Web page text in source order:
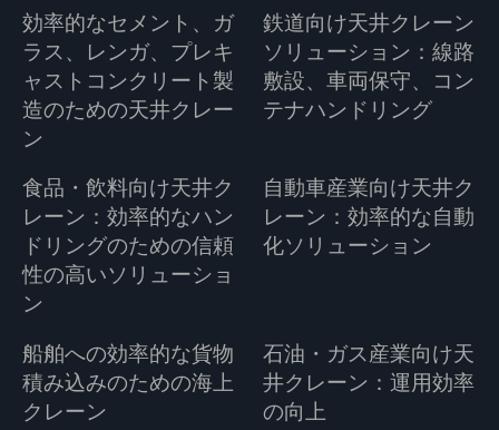
効率的なセメント、ガ
ラス、レンガ、プレキ
ャストコンクリート製
造のための天井クレー
ン
鉄道向け天井クレーン
ソリューション：線路
敷設、車両保守、コン
テナハンドリング
食品・飲料向け天井ク
レーン：効率的なハン
ドリングのための信頼
性の高いソリューショ
ン
自動車産業向け天井ク
レーン：効率的な自動
化ソリューション
船舶への効率的な貨物
積み込みのための海上
クレーン
石油・ガス産業向け天
井クレーン：運用効率
の向上